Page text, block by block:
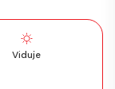
Viduje